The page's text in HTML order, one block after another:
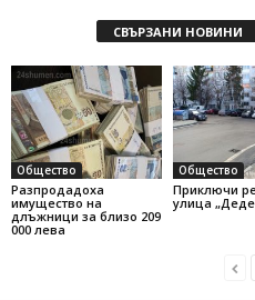
СВЪРЗАНИ НОВИНИ
Общество
Разпродадоха
имущество на
длъжници за близо 209
000 лева
Общество
Приключи
улица